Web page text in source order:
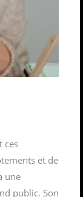
ces
et de
une
public. Son